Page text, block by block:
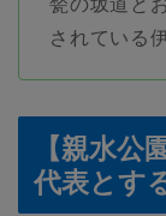
されている
【親水公
代表とす